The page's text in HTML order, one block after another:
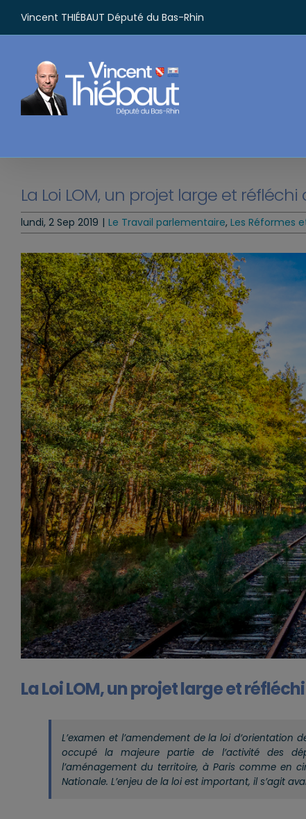
contenu
Vincent THIÉBAUT Député du Bas-Rhin
La Loi LOM, un projet large et
lundi, 2 Sep 2019 | Le Travail parlementaire, Les Réformes
La Loi LOM, un projet large et
L’examen et l’amendement de la loi d’orientation
occupé la majeure partie de l’activité des
l’aménagement du territoire, à Paris comme en
Nationale. L’enjeu de la loi est important, il s’agit